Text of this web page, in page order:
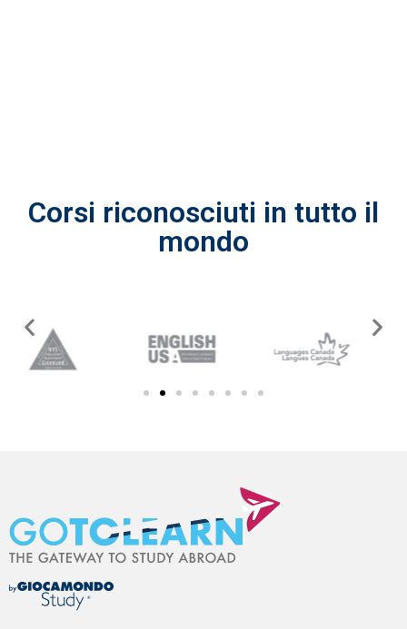
Corsi riconosciuti in tutto il
mondo